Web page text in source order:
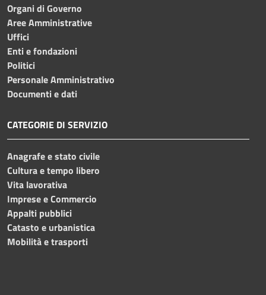
Organi di Governo
Aree Amministrative
Uffici
Enti e fondazioni
Politici
Personale Amministrativo
Documenti e dati
CATEGORIE DI SERVIZIO
Anagrafe e stato civile
Cultura e tempo libero
Vita lavorativa
Imprese e Commercio
Appalti pubblici
Catasto e urbanistica
Mobilità e trasporti